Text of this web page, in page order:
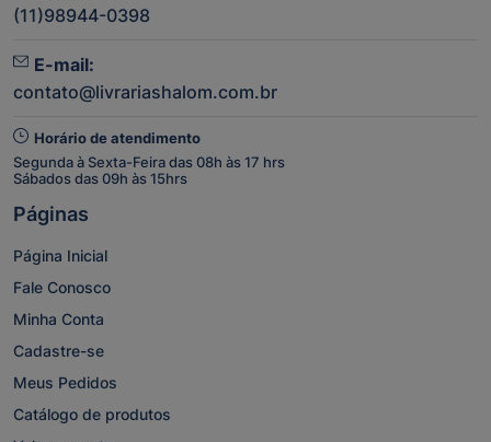
(11)98944-0398
E-mail:
contato@livrariashalom.com.br
Horário de atendimento
Segunda à Sexta-Feira das 08h às 17 hrs
Sábados das 09h às 15hrs
Páginas
Página Inicial
Fale Conosco
Minha Conta
Cadastre-se
Meus Pedidos
Catálogo de produtos